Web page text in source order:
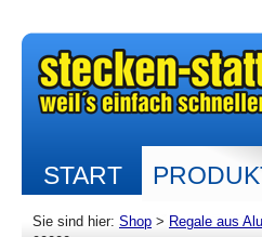
START
Sie sind hier: Shop > Regale aus